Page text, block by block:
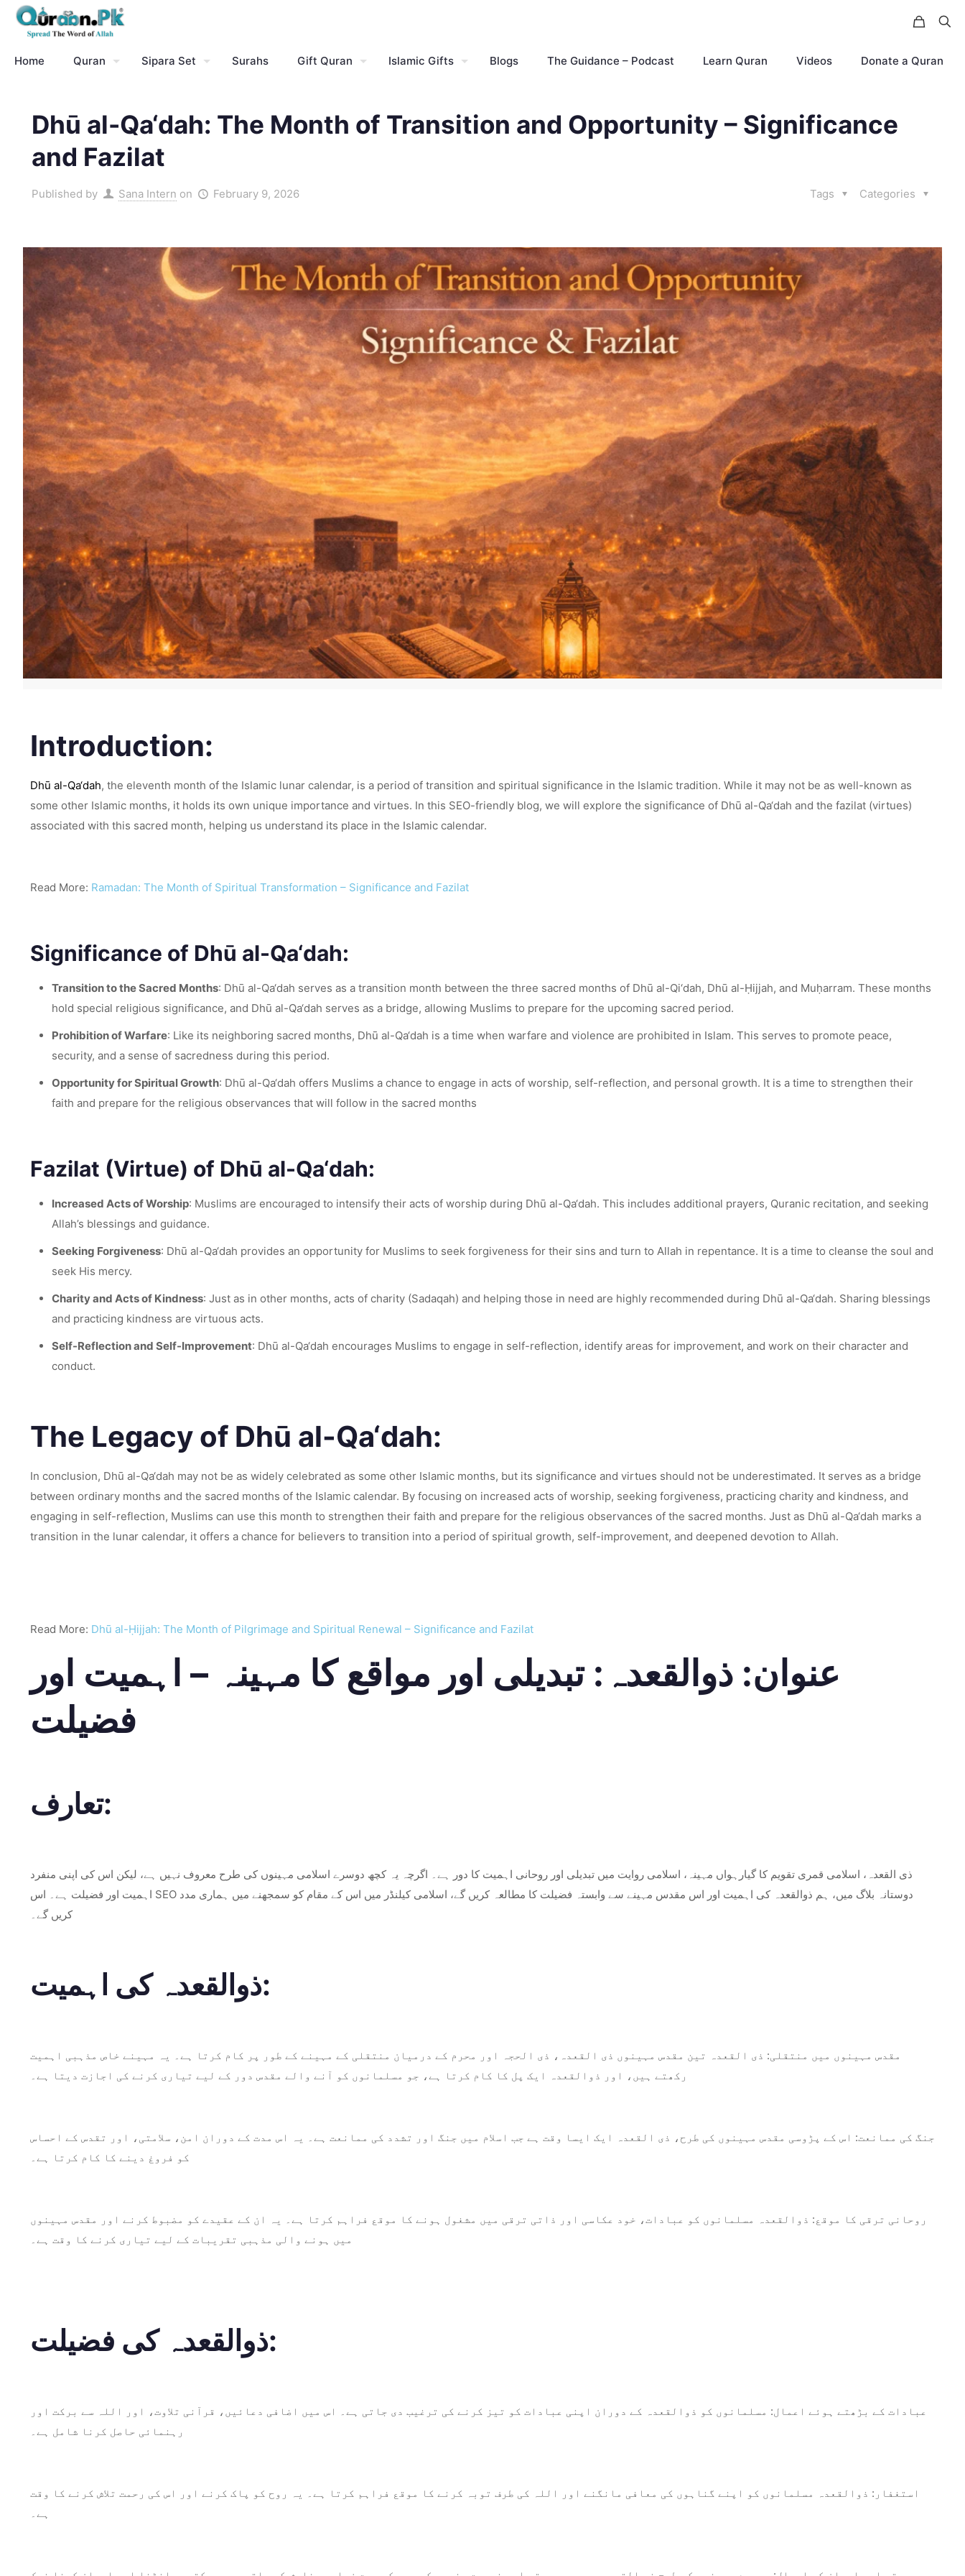
Home Quran Sipara Set Surahs Gift Quran Islamic Gifts Blogs The Guidance – Podcast Learn Quran Videos Donate a Quran
Dhū al-Qa‘dah: The Month of Transition and Opportunity – Significance
and Fazilat
Published by Sana Intern on February 9, 2026 Categories
Tags
Introduction:
Dhū al-Qa‘dah, the eleventh month of the Islamic lunar calendar, is a period of transition and spiritual significance in the Islamic tradition. While it may not be as well-known as
some other Islamic months, it holds its own unique importance and virtues. In this SEO-friendly blog, we will explore the significance of Dhū al-Qa‘dah and the fazilat (virtues)
associated with this sacred month, helping us understand its place in the Islamic calendar.
Read More: Ramadan: The Month of Spiritual Transformation – Significance and Fazilat
Significance of Dhū al-Qa‘dah:
Transition to the Sacred Months: Dhū al-Qa‘dah serves as a transition month between the three sacred months of Dhū al-Qi‘dah, Dhū al-Ḥijjah, and Muḥarram. These months
hold special religious significance, and Dhū al-Qa‘dah serves as a bridge, allowing Muslims to prepare for the upcoming sacred period.
Prohibition of Warfare: Like its neighboring sacred months, Dhū al-Qa‘dah is a time when warfare and violence are prohibited in Islam. This serves to promote peace,
security, and a sense of sacredness during this period.
Opportunity for Spiritual Growth: Dhū al-Qa‘dah offers Muslims a chance to engage in acts of worship, self-reflection, and personal growth. It is a time to strengthen their
faith and prepare for the religious observances that will follow in the sacred months
Fazilat (Virtue) of Dhū al-Qa‘dah:
Increased Acts of Worship: Muslims are encouraged to intensify their acts of worship during Dhū al-Qa‘dah. This includes additional prayers, Quranic recitation, and seeking
Allah’s blessings and guidance.
Seeking Forgiveness: Dhū al-Qa‘dah provides an opportunity for Muslims to seek forgiveness for their sins and turn to Allah in repentance. It is a time to cleanse the soul and
seek His mercy.
Charity and Acts of Kindness: Just as in other months, acts of charity (Sadaqah) and helping those in need are highly recommended during Dhū al-Qa‘dah. Sharing blessings
and practicing kindness are virtuous acts.
Self-Reflection and Self-Improvement: Dhū al-Qa‘dah encourages Muslims to engage in self-reflection, identify areas for improvement, and work on their character and
conduct.
The Legacy of Dhū al-Qa‘dah:
In conclusion, Dhū al-Qa‘dah may not be as widely celebrated as some other Islamic months, but its significance and virtues should not be underestimated. It serves as a bridge
between ordinary months and the sacred months of the Islamic calendar. By focusing on increased acts of worship, seeking forgiveness, practicing charity and kindness, and
engaging in self-reflection, Muslims can use this month to strengthen their faith and prepare for the religious observances of the sacred months. Just as Dhū al-Qa‘dah marks a
transition in the lunar calendar, it offers a chance for believers to transition into a period of spiritual growth, self-improvement, and deepened devotion to Allah.
Read More: Dhū al-Ḥijjah: The Month of Pilgrimage and Spiritual Renewal – Significance and Fazilat
عنوان: ذوالقعدہ: تبدیلی اور مواقع کا مہینہ – اہمیت اور
فضیلت
تعارف:
ذی القعدہ، اسلامی قمری تقویم کا گیارہواں مہینہ، اسلامی روایت میں تبدیلی اور روحانی اہمیت کا دور ہے۔ اگرچہ یہ کچھ دوسرے اسلامی مہینوں کی طرح معروف نہیں ہے، لیکن اس کی اپنی منفرد
اہمیت اور فضیلت ہے۔ اس SEO دوستانہ بلاگ میں، ہم ذوالقعدہ کی اہمیت اور اس مقدس مہینے سے وابستہ فضیلت کا مطالعہ کریں گے، اسلامی کیلنڈر میں اس کے مقام کو سمجھنے میں ہماری مدد
کریں گے۔
ذوالقعدہ کی اہمیت:
مقدس مہینوں میں منتقلی: ذی القعدہ تین مقدس مہینوں ذی القعدہ، ذی الحجہ اور محرم کے درمیان منتقلی کے مہینے کے طور پر کام کرتا ہے۔ یہ مہینے خاص مذہبی اہمیت
رکھتے ہیں، اور ذوالقعدہ ایک پل کا کام کرتا ہے، جو مسلمانوں کو آنے والے مقدس دور کے لیے تیاری کرنے کی اجازت دیتا ہے۔
جنگ کی ممانعت: اس کے پڑوسی مقدس مہینوں کی طرح، ذی القعدہ ایک ایسا وقت ہے جب اسلام میں جنگ اور تشدد کی ممانعت ہے۔ یہ اس مدت کے دوران امن، سلامتی، اور تقدس کے احساس
کو فروغ دینے کا کام کرتا ہے۔
روحانی ترقی کا موقع: ذوالقعدہ مسلمانوں کو عبادات، خود عکاسی اور ذاتی ترقی میں مشغول ہونے کا موقع فراہم کرتا ہے۔ یہ ان کے عقیدے کو مضبوط کرنے اور مقدس مہینوں
میں ہونے والی مذہبی تقریبات کے لیے تیاری کرنے کا وقت ہے۔
ذوالقعدہ کی فضیلت:
عبادات کے بڑھتے ہوئے اعمال: مسلمانوں کو ذوالقعدہ کے دوران اپنی عبادات کو تیز کرنے کی ترغیب دی جاتی ہے۔ اس میں اضافی دعائیں، قرآنی تلاوت، اور اللہ سے برکت اور
رہنمائی حاصل کرنا شامل ہے۔
استغفار: ذوالقعدہ مسلمانوں کو اپنے گناہوں کی معافی مانگنے اور اللہ کی طرف توبہ کرنے کا موقع فراہم کرتا ہے۔ یہ روح کو پاک کرنے اور اس کی رحمت تلاش کرنے کا وقت
ہے۔